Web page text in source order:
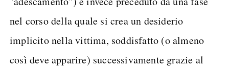
nel corso della quale si crea un desiderio
implicito nella vittima, soddisfatto (o almeno
così deve apparire) successivamente grazie al